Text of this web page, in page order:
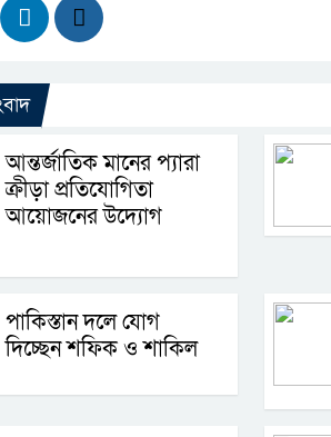
আন্তর্জাতিক মানের প্যারা
ক্রীড়া প্রতিযোগিতা
আয়োজনের উদ্যোগ
পাকিস্তান দলে যোগ
দিচ্ছেন শফিক ও শাকিল